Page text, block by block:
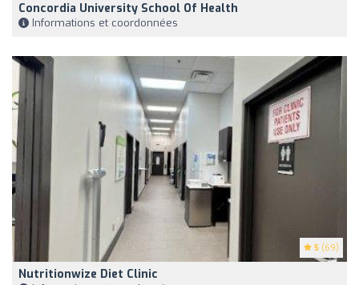
Concordia University School Of Health
Informations et coordonnées
5 (69)
Nutritionwize Diet Clinic